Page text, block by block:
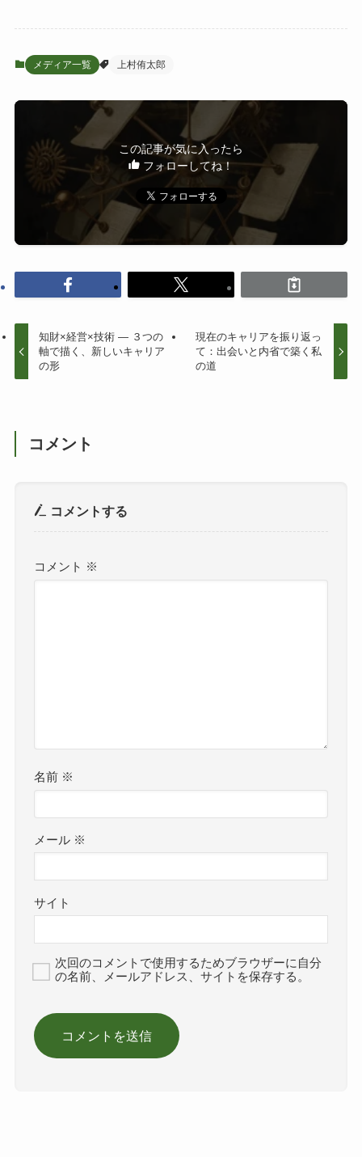
メディア一覧 上村侑太郎
この記事が気に入ったら
フォローしてね！
知財×経営×技術 — ３つの
軸で描く、新しいキャリア
の形
現在のキャリアを振り返っ
て：出会いと内省で築く私
の道
コメント
コメントする
コメント ※
名前 ※
メール ※
サイト
次回のコメントで使用するためブラウザーに自分
の名前、メールアドレス、サイトを保存する。